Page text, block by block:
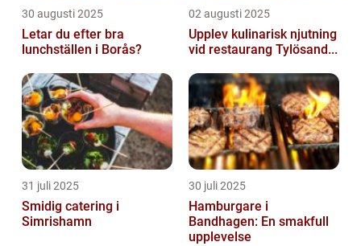
30 augusti 2025
Letar du efter bra
lunchställen i Borås?
02 augusti 2025
Upplev kulinarisk njutning
vid restaurang Tylösand...
31 juli 2025
Smidig catering i
Simrishamn
30 juli 2025
Hamburgare i
Bandhagen: En smakfull
upplevelse